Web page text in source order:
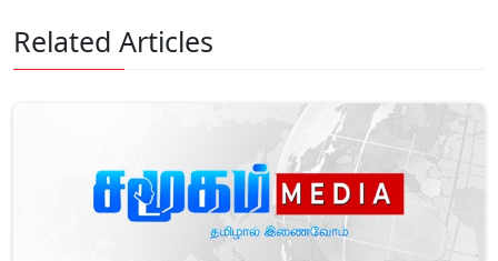
Related Articles